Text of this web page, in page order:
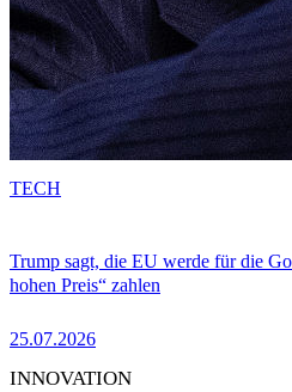
Trump sagt, die EU werde für die
hohen Preis“ zahlen
25.07.2026
TECH
INNOVATION